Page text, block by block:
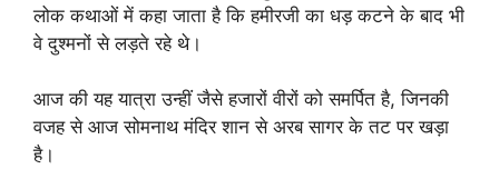
लोक कथाओं में कहा जाता है कि हमीरजी का धड़ कटने के बाद भी
वे दुश्मनों से लड़ते रहे थे।
आज की यह यात्रा उन्हीं जैसे हजारों वीरों को समर्पित है, जिनकी
वजह से आज सोमनाथ मंदिर शान से अरब सागर के तट पर खड़ा
है।